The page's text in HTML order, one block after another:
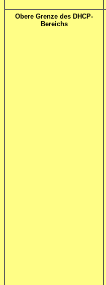
Obere Grenze des DHCP-
Bereichs